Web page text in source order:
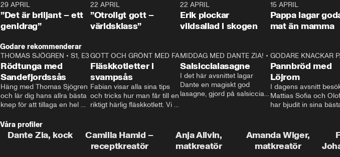
0:50
29 APRIL
”Det är briljant – ett
genidrag”
1:00
22 APRIL
”Otroligt gott –
världsklass”
22 APRIL
Erik plockar
vildsallad i skogen
15 APRIL
Pappa lagar
mat än mamma
Godare rekommenderar
13:56
THOMAS SJÖGREN • S1, E3
Rödtunga med
Sandefjordssås
Häng med Thomas Sjögren
och lär dig hans allra bästa
knep för att tillaga en hel
helstekt rödtunga med
sandefjordssås och en
magisk sallad på pepparrot
12:17
GOTT OCH GRÖNT MED FABBE•S2, E2
Fläskkotletter i
svampsås
Fabian visar alla sina tips
och tricks hur man får till en
riktigt härlig fläskkotlett. Vi
Fredrik som lämnat stan
och sadlat om till grisbonde
på Gotland.
16:10
MIDDAG MED DANTE ZIA! •S1, E1
Salsiccialasagne
I det här avsnittet lagar
Dante en magiskt god
lasagne, gjord på salsiccia
GODARE KNACKAR
Pannbröd med
Löjrom
I dagens avsnitt
Mattias Sofia och
har bjudit in sina
visar hur man skapar
riktig
hemma, dom där
Våra profiler
Dante Zia, kock
Camilla Hamid –
receptkreatör
Anja Allvin,
matkreatör
Amanda Wiger,
matkreatör